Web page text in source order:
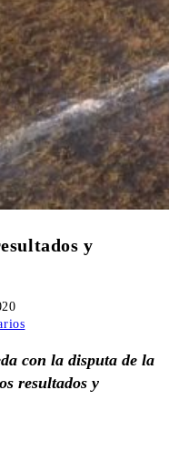
y
con la disputa de la
resultados y